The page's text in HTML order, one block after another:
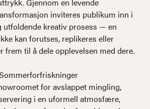
Gjennom en levende
inviteres publikum inn i
utfoldende kreativ prosess — en
kan forutses, replikeres eller
frem til å dele opplevelsen med dere.
for avslappet mingling,
i en uformell atmosfære,